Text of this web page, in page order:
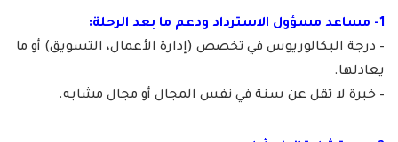
1- مساعد مسؤول الاسترداد ودعم ما بعد الرحلة:
– درجة البكالوريوس في تخصص (إدارة الأعمال، التسويق) أو ما
يعادلها.
– خبرة لا تقل عن سنة في نفس المجال أو مجال مشابه.